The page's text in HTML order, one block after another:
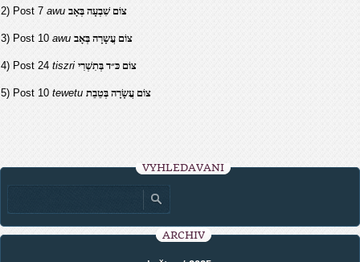
2) Post 7 awu צוֹם שִׁבְעָה בְּאָב
3) Post 10 awu צוֹם עֲשָרָה בְּאָב
4) Post 24 tiszri צוֹם כּ״ד בְּתִשְׁרִי
5) Post 10 tewetu צוֹם עֲשָׂרָה בְּטֵבֵת
VYHLEDÁVÁNÍ
ARCHIV